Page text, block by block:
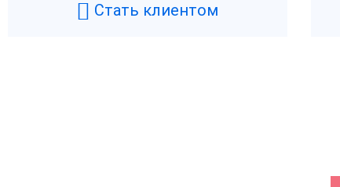
Стать клиентом